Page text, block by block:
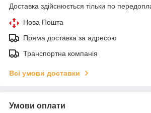
Доставка здійснюється тільки по
Нова Пошта
Пряма доставка за адресою
Транспортна компанія
Всі умови доставки
Умови оплати